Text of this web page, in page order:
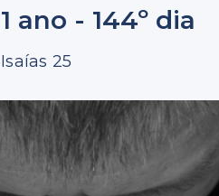
ano - 144º dia
25